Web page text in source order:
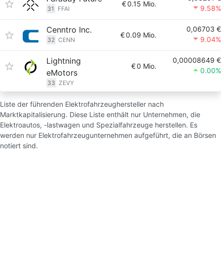
31 FFAI
€0.15 Mio.
9.58%
Cenntro Inc.
32 CENN
€0.09 Mio.
0,06703 €
9.04%
Lightning
eMotors
33 ZEVY
€0 Mio.
0,00008649 €
0.00%
Liste der führenden Elektrofahrzeughersteller nach
Marktkapitalisierung. Diese Liste enthält nur Unternehmen, die
Elektroautos, -lastwagen und Spezialfahrzeuge herstellen. Es
werden nur Elektrofahrzeugunternehmen aufgeführt, die an Börsen
notiert sind.